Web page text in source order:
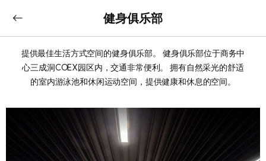
健身俱乐部
提供最佳生活方式空间的健身俱乐部。 健身俱乐部位于商务中
心三成洞COEX园区内，交通非常便利。 拥有自然采光的舒适
的室内游泳池和休闲运动空间，提供健康和休息的空间。